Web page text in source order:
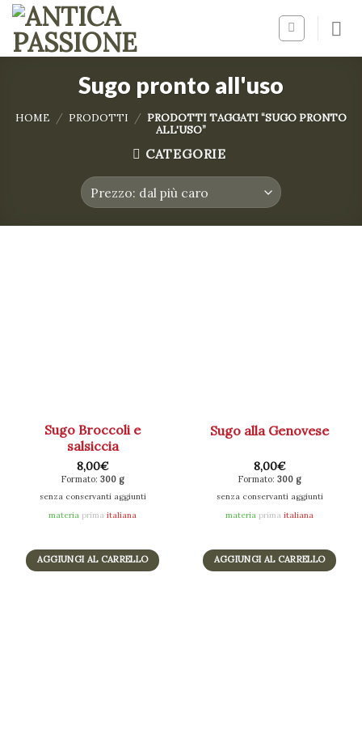
Skip
content
Sugo pronto all'uso
HOME / PRODOTTI / PRODOTTI TAGGATI “SUGO PRONTO
ALL'USO”
CATEGORIE
Sugo Broccoli e
salsiccia
8,00€
Formato: 300 g
senza conservanti aggiunti
materia prima italiana
AGGIUNGI AL CARRELLO
Sugo alla Genovese
8,00€
Formato: 300 g
senza conservanti aggiunti
materia prima italiana
AGGIUNGI AL CARRELLO